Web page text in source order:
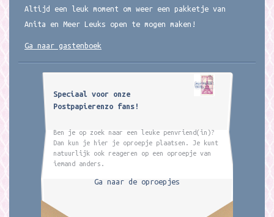
Altijd een leuk moment om weer een pakketje van
Anita en Meer Leuks open te mogen maken!
Ga naar gastenboek
Speciaal voor onze
Postpapierenzo fans!
Ben je op zoek naar een leuke penvriend(in)?
Dan kun je hier je oproepje plaatsen. Je kunt
natuurlijk ook reageren op een oproepje van
iemand anders.
Ga naar de oproepjes